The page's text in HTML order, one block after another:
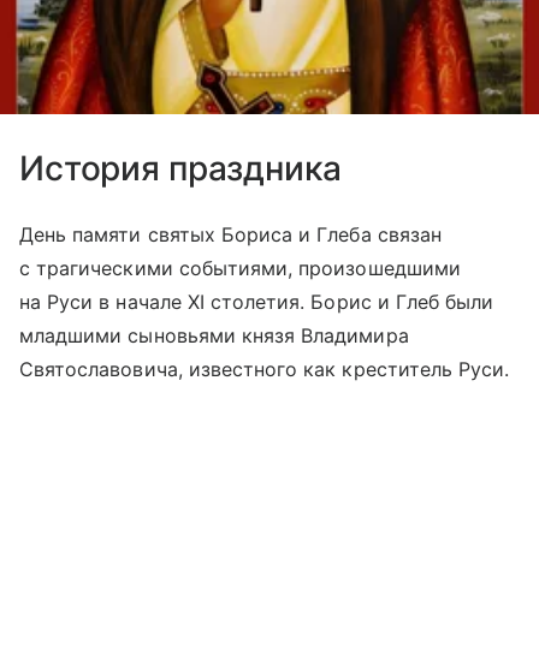
История праздника
День памяти святых Бориса и Глеба связан
с трагическими событиями, произошедшими
на Руси в начале XI столетия. Борис и Глеб были
младшими сыновьями князя Владимира
Святославовича, известного как креститель Руси.